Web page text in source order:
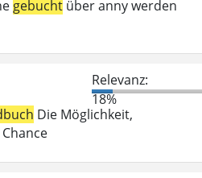
gebucht über anny werden
Relevanz:
18%
Die Möglichkeit,